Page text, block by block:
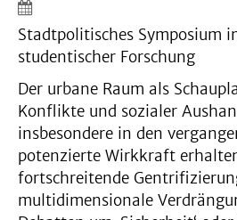
Stadtpolitisches Symposium
studentischer Forschung
Der urbane Raum als
Konflikte und sozialer
insbesondere in den
potenzierte Wirkkraft
fortschreitende
multidimensionale